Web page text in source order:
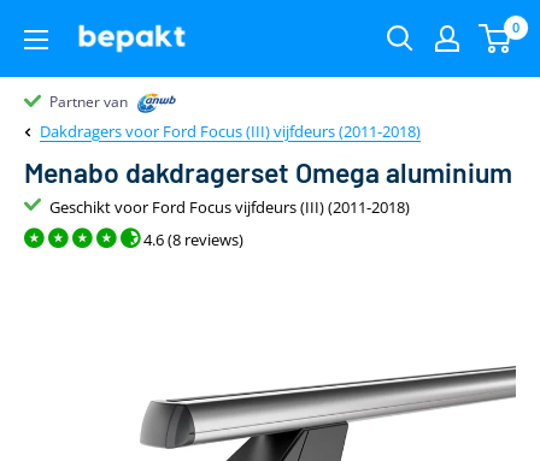
0
22.00uur
Partner van
Partner van
Klantenbeoordeling 9.4
Dakdragers voor Ford Focus (III) vijfdeurs (2011-2018)
Menabo dakdragerset Omega aluminium
Geschikt voor Ford Focus vijfdeurs (III) (2011-2018)
4.6 (8 reviews)